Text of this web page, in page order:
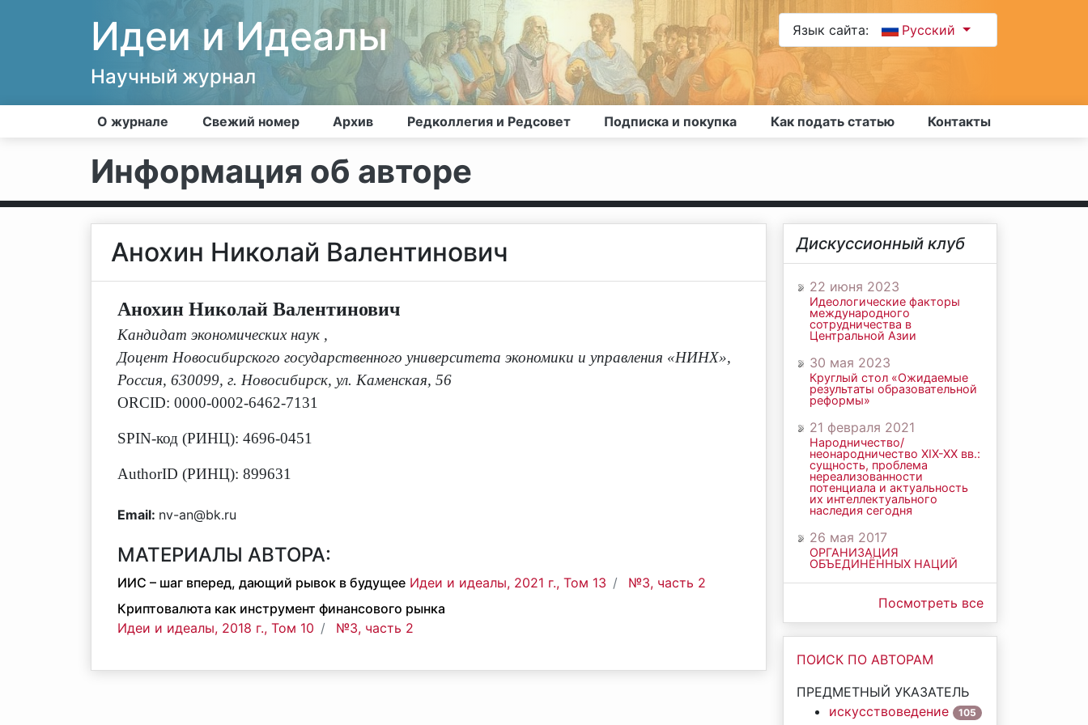
Идеи и Идеалы
Научный журнал
Язык сайта: Русский
О журнале Свежий номер Архив Редколлегия и Редсовет Подписка и покупка Как подать статью Контакты
Информация об авторе
Анохин Николай Валентинович
Анохин Николай Валентинович
Кандидат экономических наук ,
Доцент Новосибирского государственного университета экономики и управления «НИНХ»,
Россия, 630099, г. Новосибирск, ул. Каменская, 56
ORCID: 0000-0002-6462-7131
SPIN-код (РИНЦ): 4696-0451
AuthorID (РИНЦ): 899631
Email: nv-an@bk.ru
МАТЕРИАЛЫ АВТОРА:
ИИС – шаг вперед, дающий рывок в будущее Идеи и идеалы, 2021 г., Том 13
№3, часть 2
Криптовалюта как инструмент финансового рынка
Идеи и идеалы, 2018 г., Том 10
№3, часть 2
Дискуссионный клуб
22 июня 2023
Идеологические факторы
международного
сотрудничества в
Центральной Азии
30 мая 2023
Круглый стол «Ожидаемые
результаты образовательной
реформы»
21 февраля 2021
Народничество/
неонародничество ХIХ-ХХ вв.:
сущность, проблема
нереализованности
потенциала и актуальность
их интеллектуального
наследия сегодня
26 мая 2017
ОРГАНИЗАЦИЯ
ОБЪЕДИНЁННЫХ НАЦИЙ
Посмотреть все
ПОИСК ПО АВТОРАМ
ПРЕДМЕТНЫЙ УКАЗАТЕЛЬ
искусствоведение
105